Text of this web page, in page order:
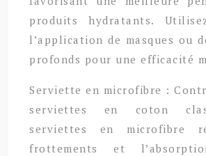
produits hydratants.
l’application de masques ou
profonds pour une efficacité
Serviette en microfibre :
serviettes en coton
serviettes en microfibre
frottements et